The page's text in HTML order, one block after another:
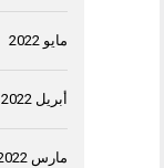
مايو 2022
أبريل 2022
مارس 2022